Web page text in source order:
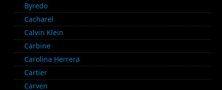
Byredo
Cacharel
Calvin Klein
Carbine
Carolina Herrera
Cartier
Carven